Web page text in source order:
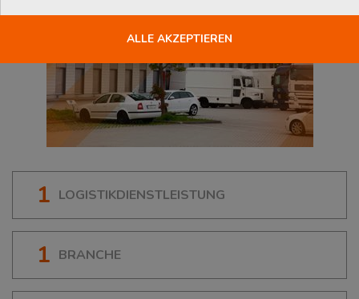
1 LOGISTIKDIENSTLEISTUNG
1 BRANCHE
ALLE AKZEPTIEREN